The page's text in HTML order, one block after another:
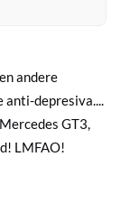
andere
anti-depresiva....
GT3,
LMFAO!